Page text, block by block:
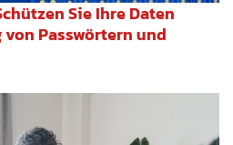
Sie Ihre Daten
Passwörtern und